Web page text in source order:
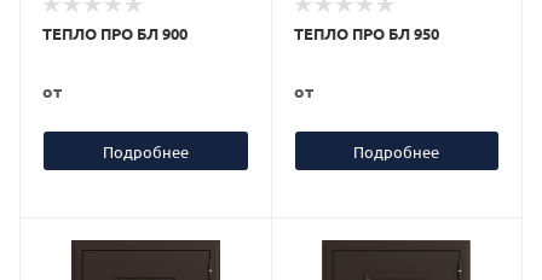
ТЕПЛО ПРО БЛ 900
от
Подробнее
ТЕПЛО ПРО БЛ 950
от
Подробнее